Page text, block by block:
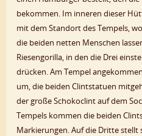
bekommen. Im inneren dieser
mit dem Standort des Tempels,
die beiden netten Menschen
Riesengorilla, in den die Drei
drücken. Am Tempel
um, die beiden Clintstatuen
der große Schokoclint auf dem
Tempels kommen die beiden
Markierungen. Auf die Dritte stellt